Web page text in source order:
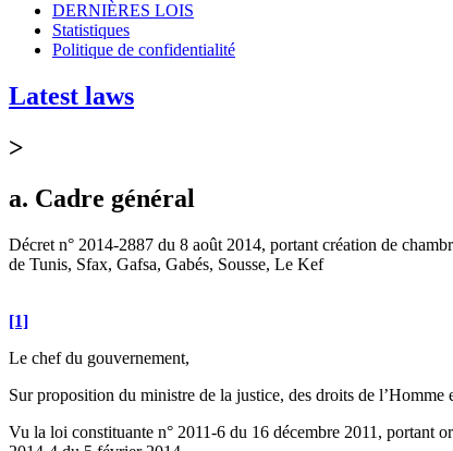
DERNIÈRES LOIS
Statistiques
Politique de confidentialité
Latest laws
>
a. Cadre général
Décret n° 2014-2887 du 8 août 2014, portant création de
de Tunis, Sfax, Gafsa, Gabés, Sousse, Le Kef
[1]
Le chef du gouvernement,
Sur proposition du ministre de la justice, des droits de l’Homme
Vu la loi constituante n° 2011-6 du 16 décembre 2011, portant